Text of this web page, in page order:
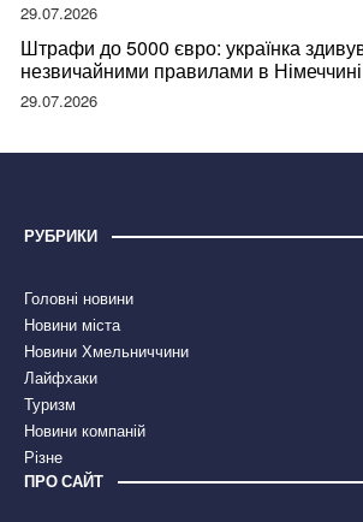
29.07.2026
Штрафи до 5000 євро: українка
незвичайними правилами в
правдою
29.07.2026
РУБРИКИ
Головні новини
Новини міста
Новини Хмельниччини
Лайфхаки
Туризм
Новини компаній
Різне
ПРО САЙТ